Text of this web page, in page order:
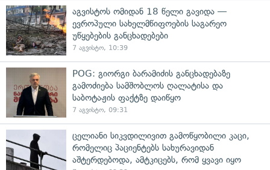
აგვისტოს ომიდან 18 წელი გავიდა —
ევროპული სახელმწიფოების საგარეო
უწყებების განცხადებები
7 აგვისტო, 10:39
POG: გიორგი ბარამიძის განცხადებაზე
გამოძიება სამშობლოს ღალატისა და
საბოტაჟის ფაქტზე დაიწყო
7 აგვისტო, 09:31
ცელიანი სიკვდილივით გამოწყობილი კაცი,
რომელიც პაციენტებს სახურავიდან
აშტერდებოდა, ამტკიცებს, რომ ყვავი იყო